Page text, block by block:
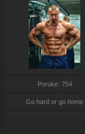
Poruke: 754
Go hard or go home